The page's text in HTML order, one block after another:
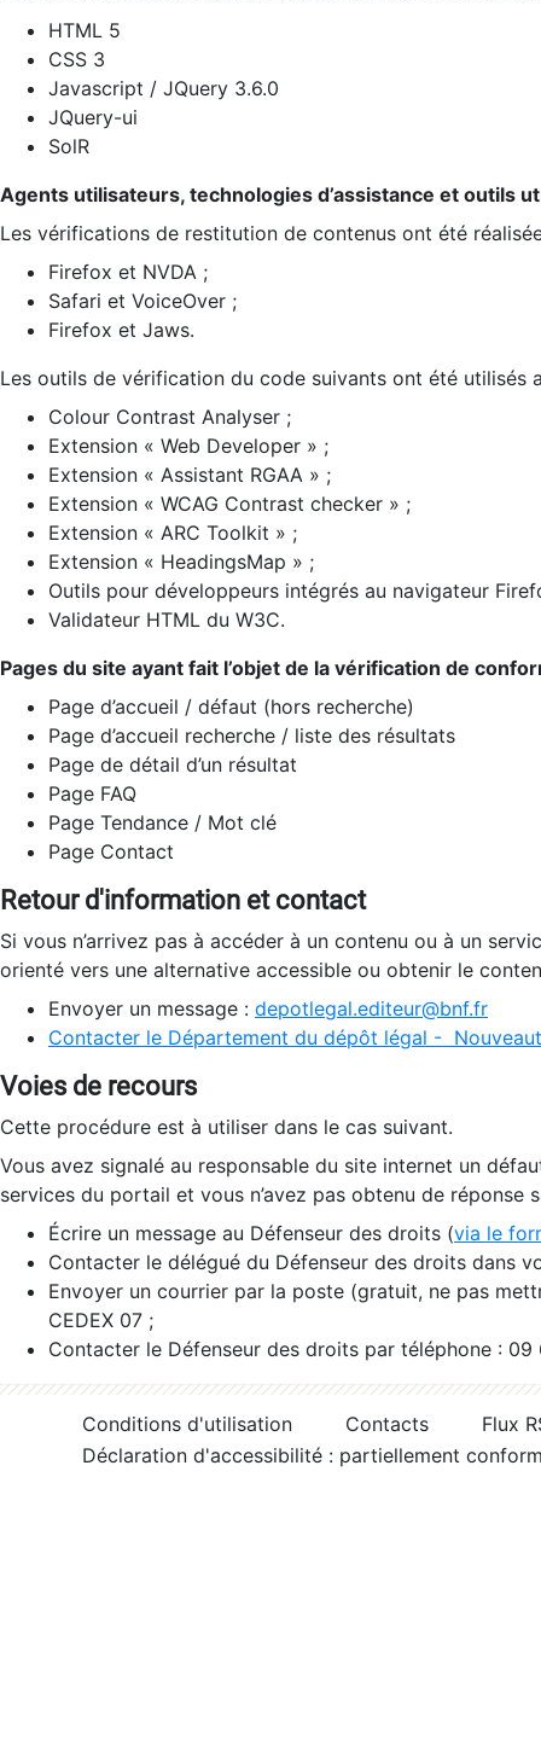
HTML 5
CSS 3
Javascript / JQuery 3.6.0
JQuery-ui
SolR
Agents utilisateurs, technologies d’assistance et outils
Les vérifications de restitution de contenus ont été
Firefox et NVDA ;
Safari et VoiceOver ;
Firefox et Jaws.
Les outils de vérification du code suivants ont été utilisés
Colour Contrast Analyser ;
Extension « Web Developer » ;
Extension « Assistant RGAA » ;
Extension « WCAG Contrast checker » ;
Extension « ARC Toolkit » ;
Extension « HeadingsMap » ;
Outils pour développeurs intégrés au navigateur
Validateur HTML du W3C.
Pages du site ayant fait l’objet de la vérification de
Page d’accueil / défaut (hors recherche)
Page d’accueil recherche / liste des résultats
Page de détail d’un résultat
Page FAQ
Page Tendance / Mot clé
Page Contact
Retour d'information et contact
Si vous n’arrivez pas à accéder à un contenu ou à un
orienté vers une alternative accessible ou obtenir le
Envoyer un message : depotlegal.editeur@bnf.fr
Contacter le Département du dépôt légal -
Voies de recours
Cette procédure est à utiliser dans le cas suivant.
Vous avez signalé au responsable du site internet un
services du portail et vous n’avez pas obtenu de réponse
Écrire un message au Défenseur des droits (via le
Contacter le délégué du Défenseur des droits dans
Envoyer un courrier par la poste (gratuit, ne pas
CEDEX 07 ;
Contacter le Défenseur des droits par téléphone :
Conditions d'utilisation Contacts
Flux
Déclaration d'accessibilité : partiellement